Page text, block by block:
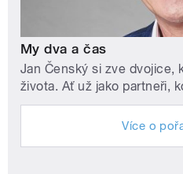
My dva a čas
Jan Čenský si zve dvojice,
života. Ať už jako partneři,
Více o